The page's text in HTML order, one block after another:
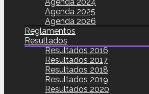
Agenda 2025
Agenda 2026
Reglamentos
Resultados
Resultados 2016
Resultados 2017
Resultados 2018
Resultados 2019
Resultados 2020